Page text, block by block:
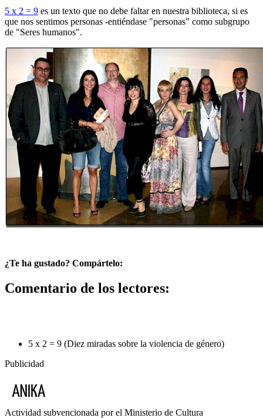
5 x 2 = 9 es un texto que no debe faltar en nuestra biblioteca, si es
que nos sentimos personas -entiéndase "personas" como subgrupo
de "Seres humanos".
¿Te ha gustado? Compártelo:
Comentario de los lectores:
5 x 2 = 9 (Diez miradas sobre la violencia de género)
Publicidad
Actividad subvencionada por el Ministerio de Cultura